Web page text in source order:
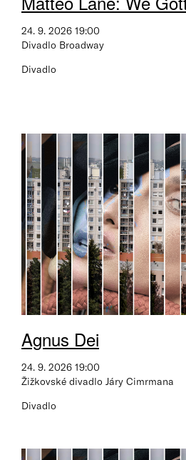
24. 9. 2026 19:00
Divadlo Broadway
Divadlo
Agnus Dei
24. 9. 2026 19:00
Žižkovské divadlo Járy Cimrmana
Divadlo